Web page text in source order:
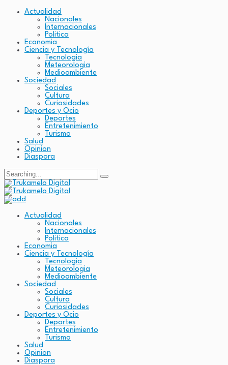
Actualidad
Nacionales
Internacionales
Politica
Economia
Ciencia y Tecnología
Tecnologia
Meteorologia
Medioambiente
Sociedad
Sociales
Cultura
Curiosidades
Deportes y Ocio
Deportes
Entretenimiento
Turismo
Salud
Opinion
Diaspora
Search
for:
Actualidad
Nacionales
Internacionales
Politica
Economia
Ciencia y Tecnología
Tecnologia
Meteorologia
Medioambiente
Sociedad
Sociales
Cultura
Curiosidades
Deportes y Ocio
Deportes
Entretenimiento
Turismo
Salud
Opinion
Diaspora